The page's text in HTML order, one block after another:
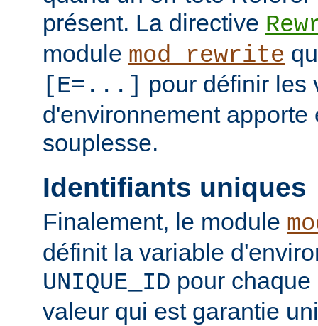
présent. La directive
module mod_rewrite
[E=...] pour définir les
d'environnement apporte
souplesse.
Identifiants uniques
Finalement, le module
définit la variable
UNIQUE_ID pour
valeur qui est garantie